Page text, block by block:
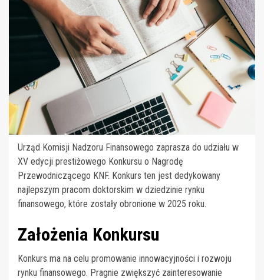
Urząd Komisji Nadzoru Finansowego zaprasza do udziału w
XV edycji prestiżowego Konkursu o Nagrodę
Przewodniczącego KNF. Konkurs ten jest dedykowany
najlepszym pracom doktorskim w dziedzinie rynku
finansowego, które zostały obronione w 2025 roku.
Założenia Konkursu
Konkurs ma na celu promowanie innowacyjności i rozwoju
rynku finansowego. Pragnie zwiększyć zainteresowanie